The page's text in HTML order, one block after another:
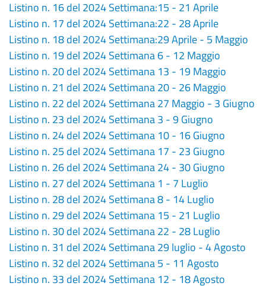
Listino n. 16 del 2024 Settimana:15 - 21 Aprile
Listino n. 17 del 2024 Settimana:22 - 28 Aprile
Listino n. 18 del 2024 Settimana:29 Aprile - 5 Maggio
Listino n. 19 del 2024 Settimana 6 - 12 Maggio
Listino n. 20 del 2024 Settimana 13 - 19 Maggio
Listino n. 21 del 2024 Settimana 20 - 26 Maggio
Listino n. 22 del 2024 Settimana 27 Maggio - 3 Giugno
Listino n. 23 del 2024 Settimana 3 - 9 Giugno
Listino n. 24 del 2024 Settimana 10 - 16 Giugno
Listino n. 25 del 2024 Settimana 17 - 23 Giugno
Listino n. 26 del 2024 Settimana 24 - 30 Giugno
Listino n. 27 del 2024 Settimana 1 - 7 Luglio
Listino n. 28 del 2024 Settimana 8 - 14 Luglio
Listino n. 29 del 2024 Settimana 15 - 21 Luglio
Listino n. 30 del 2024 Settimana 22 - 28 Luglio
Listino n. 31 del 2024 Settimana 29 luglio - 4 Agosto
Listino n. 32 del 2024 Settimana 5 - 11 Agosto
Listino n. 33 del 2024 Settimana 12 - 18 Agosto